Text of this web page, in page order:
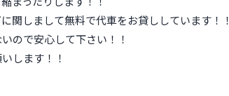
関しまして無料で代車をお貸ししています！！
ので安心して下さい！！
します！！